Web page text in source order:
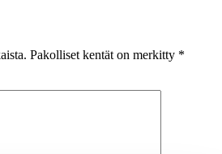
Pakolliset kentät on merkitty *